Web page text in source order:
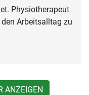
Physiotherapeut
Arbeitsalltag zu
ANZEIGEN